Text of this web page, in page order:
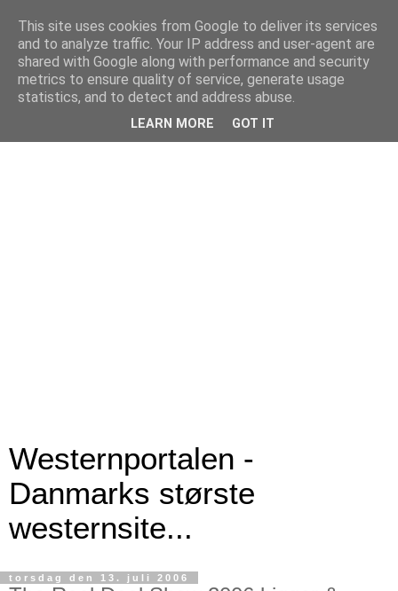
Westernportalen -
Danmarks største
westernsite...
torsdag den 13. juli 2006
This site uses cookies from Google to deliver its services
and to analyze traffic. Your IP address and user-agent are
shared with Google along with performance and security
metrics to ensure quality of service, generate usage
statistics, and to detect and address abuse.
LEARN MORE GOT IT